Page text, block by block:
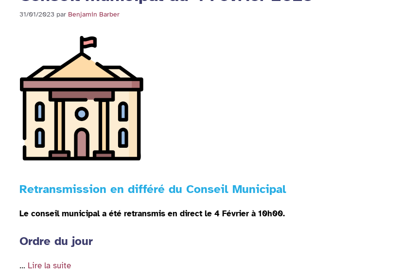
31/01/2023 par Benjamin Barber
Retransmission en différé du Conseil Municipal
Le conseil municipal a été retransmis en direct le 4 Février à 10h00.
Ordre du jour
… Lire la suite